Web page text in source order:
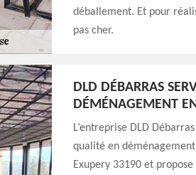
déballement. Et pour
pas cher.
DLD DÉBARRAS
DÉMÉNAGEMENT
L’entreprise DLD
qualité en
Exupery 33190 et